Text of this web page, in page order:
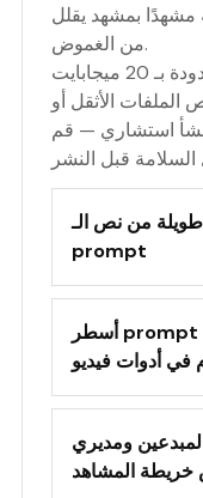
مشهدًا بمشهد يقلل
من الغموض.
مثل بقية المجموعة، التحميلات محدودة بـ 20 ميجابايت
الأثقل أو
استشاري — قم
من نص الـ
prompt
أسطر prompt لكل مشهد مُحسّنة لإعادة
ومديري
خريطة المشاهد